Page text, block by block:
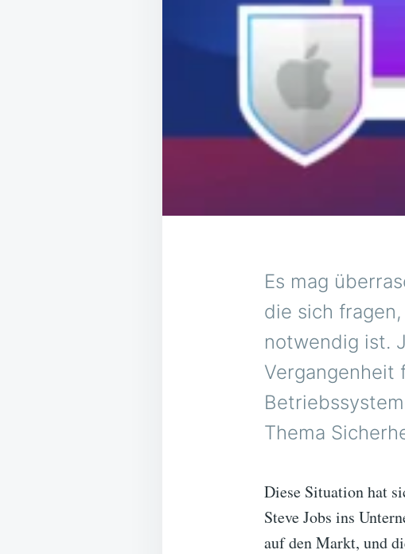
Es mag
die sich
notwendig ist.
Vergangenheit
Thema
Diese Situation hat
Steve Jobs ins
auf den Markt, und